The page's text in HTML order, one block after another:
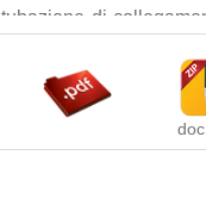
di
la pulizia finale con
sgombero e
accessoria